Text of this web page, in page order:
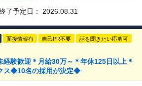
了予定日： 2026.08.31
面接情報有 自己PR不要 話を聞きたい応募可
経験歓迎＊月給30万～＊年休125日以上＊
ス◆10名の採用が決定◆